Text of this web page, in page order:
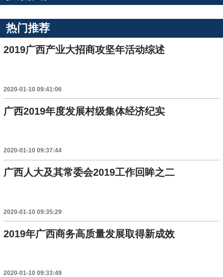
热门推荐
2019广西产业大招商攻坚年活动综述
2020-01-10 09:41:06
广西2019年度发展村级集体经济纪实
2020-01-10 09:37:44
广西人大及其常委会2019工作回眸之二
2020-01-10 09:35:29
2019年广西商务高质量发展取得新成效
2020-01-10 09:33:49